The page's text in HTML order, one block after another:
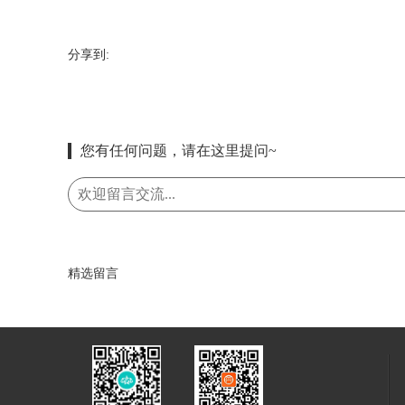
分享到:
您有任何问题，请在这里提问~
精选留言